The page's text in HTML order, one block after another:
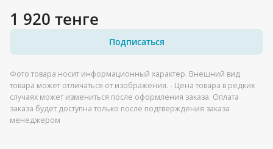
1 920 тенге
Подписаться
Фото товара носит информационный характер. Внешний вид
товара может отличаться от изображения. - Цена товара в редких
случаях может измениться после оформления заказа. Оплата
заказа будет доступна только после подтверждения заказа
менеджером